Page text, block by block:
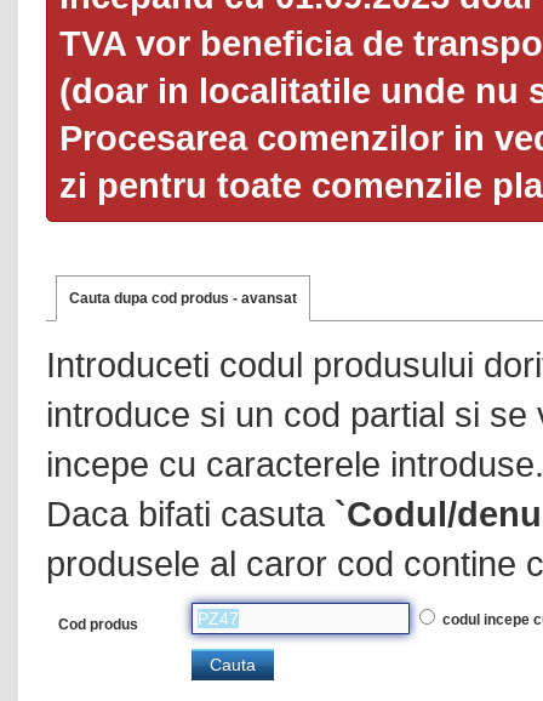
TVA vor beneficia de
(doar in localitatile unde nu
Procesarea comenzilor in
zi pentru toate comenzile
Cauta dupa cod produs - avansat
Introduceti codul produsului
introduce si un cod partial si
incepe cu caracterele introduse.
Daca bifati casuta `Codul/
produsele al caror cod contine
Cod produs codul incepe